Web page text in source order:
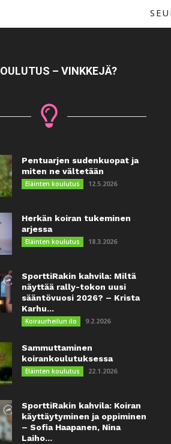
– VINKKEJÄ?
Pentuarjen sudenkuopat ja
miten ne vältetään
Eläinten koulutus 12.5.2026
Herkän koiran tukeminen
arjessa
Eläinten koulutus 18.3.2026
SporttiRakin kahvila: Miltä
näyttää rally-tokon uusi
sääntövuosi 2026? – Krista
Karhu...
Koiraurheilun ilo 9.2.2026
Sammuttaminen
koirankoulutuksessa
Eläinten koulutus 22.1.2026
SporttiRakin kahvila: Koiran
käyttäytyminen ja oppiminen
– Sofia Haapanen, Nina
Laiho...